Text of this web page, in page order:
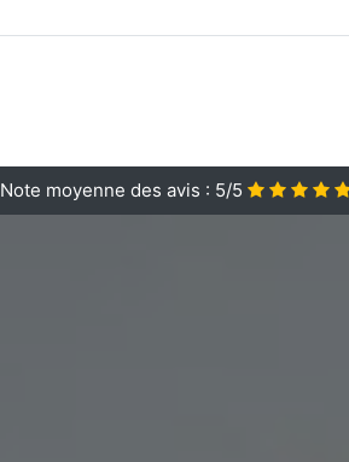
Note moyenne des avis : 5/5